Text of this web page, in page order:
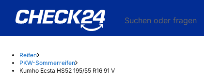
Suchen oder fragen
Reifen
PKW-Sommerreifen
Kumho Ecsta HS52 195/55 R16 91 V